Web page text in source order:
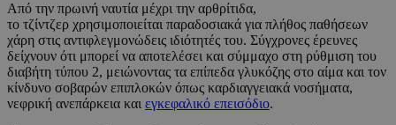
Από την πρωινή ναυτία μέχρι την αρθρίτιδα,
το τζίντζερ χρησιμοποιείται παραδοσιακά για πλήθος παθήσεων
χάρη στις αντιφλεγμονώδεις ιδιότητές του. Σύγχρονες έρευνες
δείχνουν ότι μπορεί να αποτελέσει και σύμμαχο στη ρύθμιση του
διαβήτη τύπου 2, μειώνοντας τα επίπεδα γλυκόζης στο αίμα και τον
κίνδυνο σοβαρών επιπλοκών όπως καρδιαγγειακά νοσήματα,
νεφρική ανεπάρκεια και εγκεφαλικό επεισόδιο.